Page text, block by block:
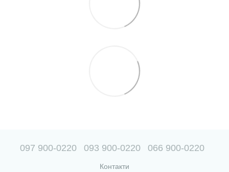
097 900-0220 093 900-0220 066 900-0220
Контакти